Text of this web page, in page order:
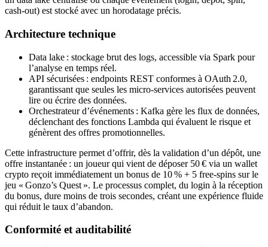
cash‑out) est stocké avec un horodatage précis.
Architecture technique
Data lake : stockage brut des logs, accessible via Spark pour
l’analyse en temps réel.
API sécurisées : endpoints REST conformes à OAuth 2.0,
garantissant que seules les micro‑services autorisées peuvent
lire ou écrire des données.
Orchestrateur d’événements : Kafka gère les flux de données,
déclenchant des fonctions Lambda qui évaluent le risque et
génèrent des offres promotionnelles.
Cette infrastructure permet d’offrir, dès la validation d’un dépôt, une
offre instantanée : un joueur qui vient de déposer 50 € via un wallet
crypto reçoit immédiatement un bonus de 10 % + 5 free‑spins sur le
jeu « Gonzo’s Quest ». Le processus complet, du login à la réception
du bonus, dure moins de trois secondes, créant une expérience fluide
qui réduit le taux d’abandon.
Conformité et auditabilité